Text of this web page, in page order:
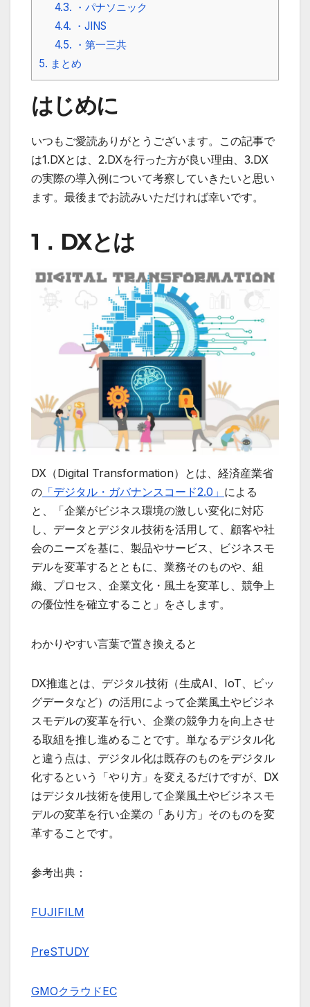
4.3. ・パナソニック
4.4. ・JINS
4.5. ・第一三共
5. まとめ
はじめに
いつもご愛読ありがとうございます。この記事で
は1.DXとは、2.DXを行った方が良い理由、3.DX
の実際の導入例について考察していきたいと思い
ます。最後までお読みいただければ幸いです。
1．DXとは
DX（Digital Transformation）とは、経済産業省
の 「デジタル・ガバナンスコード2.0」 による
と、「企業がビジネス環境の激しい変化に対応
し、データとデジタル技術を活用して、顧客や社
会のニーズを基に、製品やサービス、ビジネスモ
デルを変革するとともに、業務そのものや、組
織、プロセス、企業文化・風土を変革し、競争上
の優位性を確立すること」をさします。
わかりやすい言葉で置き換えると
DX推進とは、デジタル技術（生成AI、IoT、ビッ
グデータなど）の活用によって企業風土やビジネ
スモデルの変革を行い、企業の競争力を向上させ
る取組を推し進めることです。単なるデジタル化
と違う点は、デジタル化は既存のものをデジタル
化するという「やり方」を変えるだけですが、DX
はデジタル技術を使用して企業風土やビジネスモ
デルの変革を行い企業の「あり方」そのものを変
革することです。
参考出典：
FUJIFILM
PreSTUDY
GMOクラウドEC